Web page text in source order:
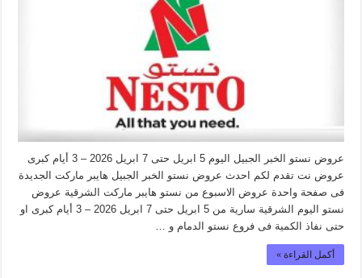
عروض نستو الخبر الجبيل اليوم 5 ابريل حتى 7 ابريل 2026 – 3 أيام كبرى
عروض نت تقدم لكم احدث عروض نستو الخبر الجبيل هايبر ماركت الجديدة
فى صفحة واحدة عروض الاسبوع من نستو هايبر ماركت الشرقية عروض
نستو اليوم الشرقية سارية من 5 ابريل حتى 7 ابريل 2026 – 3 أيام كبرى او
حتى نفاذ الكمية فى فروع نستو الدمام و …
أكمل القراءة »